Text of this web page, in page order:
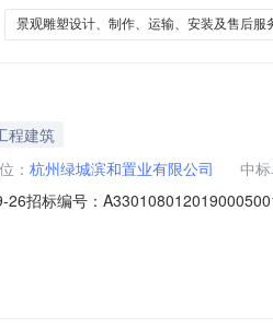
景观雕塑设计、制作、运输、安装及售后服
程建筑
： 杭州绿城滨和置业有限公司 中标
招标编号：